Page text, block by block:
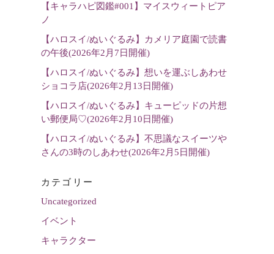
選
【キャラハピ図鑑#001】マイスウィートピア
ノ
【ハロスイ/ぬいぐるみ】カメリア庭園で読書
の午後(2026年2月7日開催)
【ハロスイ/ぬいぐるみ】想いを運ぶしあわせ
ショコラ店(2026年2月13日開催)
【ハロスイ/ぬいぐるみ】キューピッドの片想
い郵便局♡(2026年2月10日開催)
【ハロスイ/ぬいぐるみ】不思議なスイーツや
さんの3時のしあわせ(2026年2月5日開催)
カテゴリー
Uncategorized
イベント
キャラクター